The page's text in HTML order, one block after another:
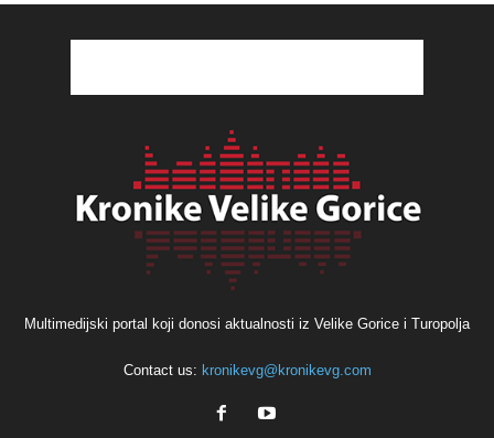
Multimedijski portal koji donosi aktualnosti iz Velike Gorice i Turopolja
Contact us: kronikevg@kronikevg.com